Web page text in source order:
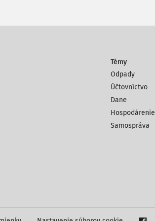
Témy
Odpady
Účtovníctvo
Dane
Hospodárenie
Samospráva